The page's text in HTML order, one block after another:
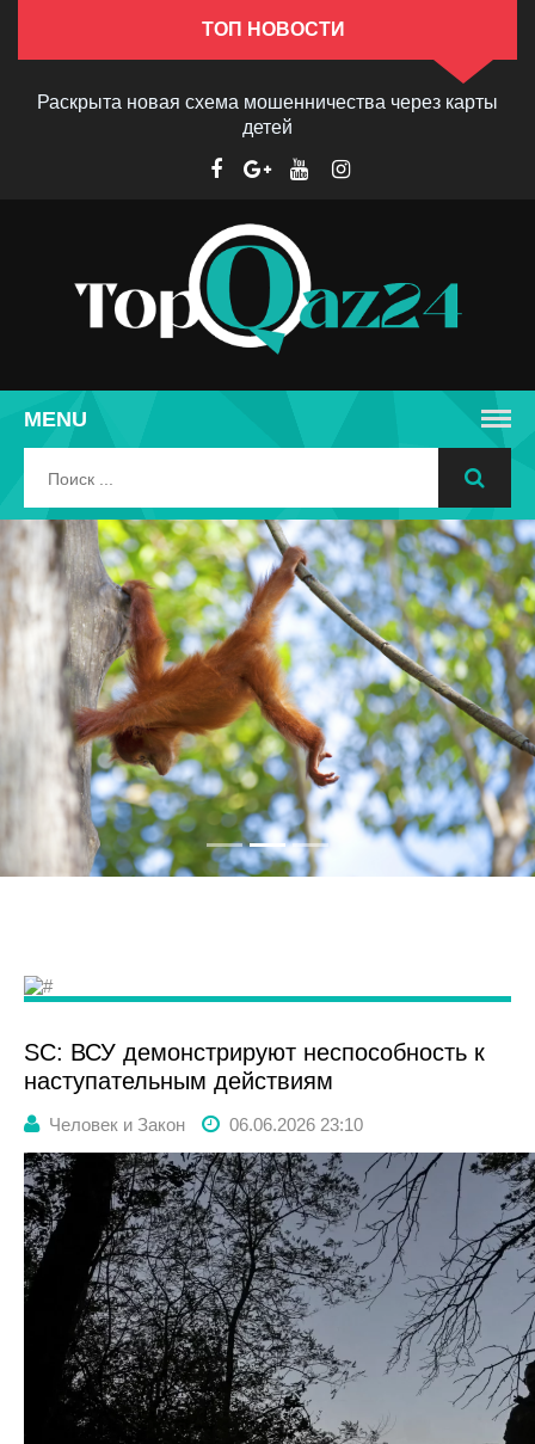
ТОП НОВОСТИ
Раскрыта новая схема мошенничества через карты
детей
MENU
SC: ВСУ демонстрируют неспособность к
наступательным действиям
Человек и Закон 06.06.2026 23:10